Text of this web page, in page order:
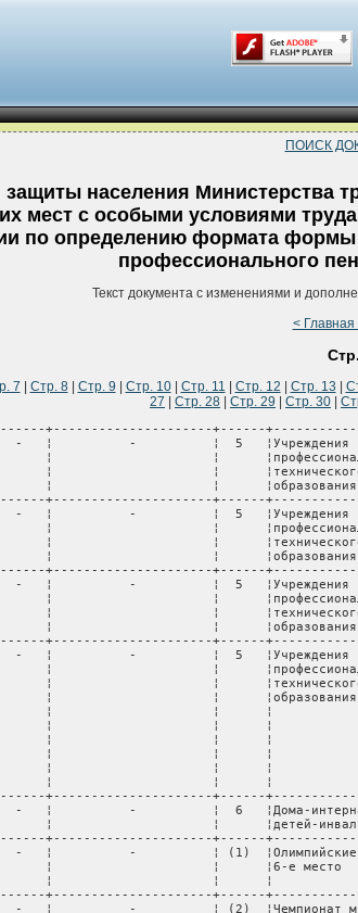
ПОИСК
населения Министерства
мест с особыми условиями
по определению формата
профессионального
Текст документа с изменениями и
<
7 Стр. 8| Стр. 9 Стр. 10| Стр. 11 Стр. 12 Стр. 13
27
Стр. 28 Стр. 29 Стр. 30
¦      ¦техническое училище  ¦     ¦                       ¦              ¦          ¦
¦                  ¦      ¦       ¦              ¦       ¦                     ¦      ¦образования           ¦      ¦закрытого типа       ¦     ¦                       ¦              ¦          ¦
+------------------+------+-------+--------------+-------+---------------------+------+----------------------+------+---------------------+-----+-----------------------+--------------+----------+
¦2/8/2/-/5/(5)/-   ¦ 2.8  ¦   2   ¦Педагогические¦   -   ¦          -          ¦  5   ¦Учреждения            ¦ (5)  ¦Структурные          ¦  -  ¦          -            ¦  01.09.2011  ¦          ¦
¦                  ¦      ¦       ¦работники     ¦       ¦                     ¦      ¦профессионально-      ¦      ¦подразделения иных   ¦     ¦                       ¦              ¦          ¦
¦                  ¦      ¦       ¦              ¦       ¦                     ¦      ¦технического          ¦      ¦учреждений           ¦     ¦                       ¦              ¦          ¦
¦                  ¦      ¦       ¦              ¦       ¦                     ¦      ¦образования           ¦      ¦образования,         ¦     ¦                       ¦              ¦          ¦
¦                  ¦      ¦       ¦              ¦       ¦                     ¦      ¦                      ¦      ¦реализующих          ¦     ¦                       ¦              ¦          ¦
¦                  ¦      ¦       ¦              ¦       ¦                     ¦      ¦                      ¦      ¦образовательные      ¦     ¦                       ¦              ¦          ¦
¦                  ¦      ¦       ¦              ¦       ¦                     ¦      ¦                      ¦      ¦программы            ¦     ¦                       ¦              ¦          ¦
¦                  ¦      ¦       ¦              ¦       ¦                     ¦      ¦                      ¦      ¦профессионально-     ¦     ¦                       ¦              ¦          ¦
¦                  ¦      ¦       ¦              ¦       ¦                     ¦      ¦                      ¦      ¦технического         ¦     ¦                       ¦              ¦